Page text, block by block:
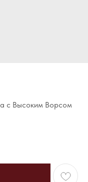
с Высоким Ворсом